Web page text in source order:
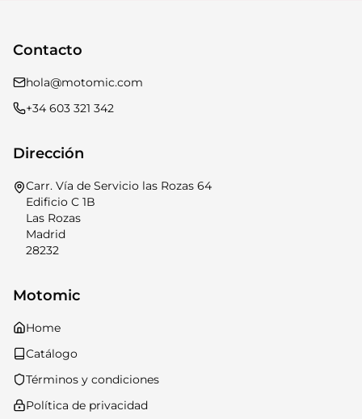
Contacto
hola@motomic.com
+34 603 321 342
Dirección
Carr. Vía de Servicio las Rozas 64
Edificio C 1B
Las Rozas
Madrid
28232
Motomic
Home
Catálogo
Términos y condiciones
Política de privacidad